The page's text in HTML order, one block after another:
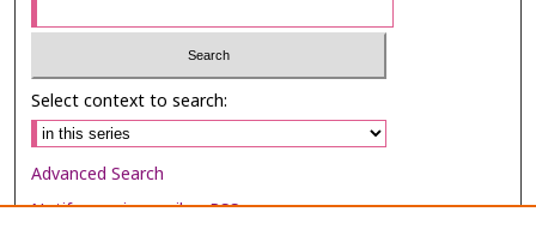
Select context to search:
Advanced Search
Notify me via email orRSS